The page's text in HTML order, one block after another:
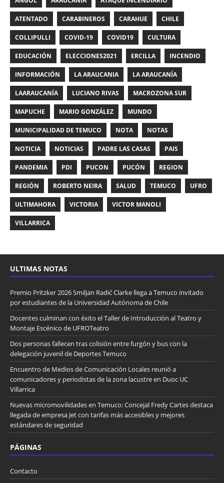
ATENTADO CARABINEROS CARAHUE CHILE
COLLIPULLI COVID-19 COVID19 CULTURA
EDUCACIÓN ELECCIONES2021 ERCILLA INCENDIO
INFORMACIÓN LA ARAUCANIA LA ARAUCANÍA
LAARAUCANÍA LUCIANO RIVAS MACROZONA SUR
MAPUCHE MARIO GONZÁLEZ MUNDO
MUNICIPALIDAD DE TEMUCO NOTA NOTAS
NOTICIA NOTICIAS PADRE LAS CASAS PAIS
PANDEMIA PDI PUCON PUCÓN REGION
REGIÓN ROBERTO NEIRA SALUD TEMUCO UFRO
ULTIMAHORA VICTORIA VICTOR MANOLI
VILLARRICA
ULTIMAS NOTAS
Premio Pritzker 2026 Smiljan Radić Clarke llega a Temuco invitado
por estudiantes de la Universidad Autónoma de Chile
Docentes culminan con éxito el Taller de Introducción al Teatro y
Montaje Escénico de UFROTeatro
Dos personas fallecen tras colisión entre furgón y bus con la
delegación juvenil de Deportes Temuco
Encuentro de Medios de Comunicación Locales reunió a
comunicadores y periodistas de la zona lacustre en Duoc UC
Villarrica
Nuevas micromovilidades en Temuco: Concejal Fredy Cartes destaca
llegada de empresa Jet con tarifas más accesibles y mejores
estándares de seguridad
PÁGINAS
Contacto